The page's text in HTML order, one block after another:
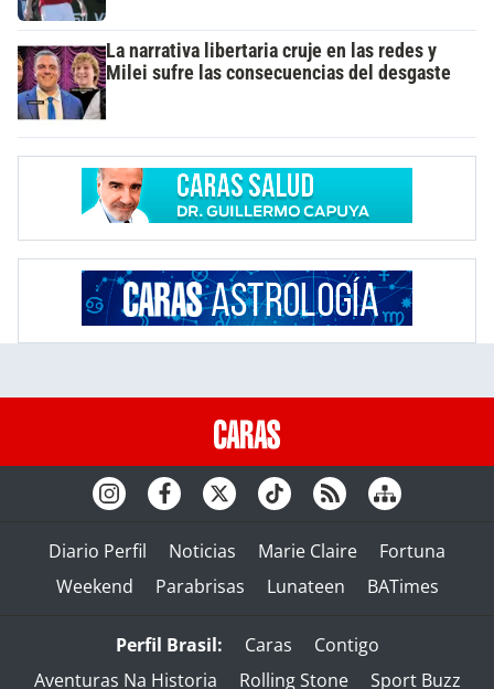
La narrativa libertaria cruje en las redes y
Milei sufre las consecuencias del desgaste
Diario Perfil Noticias Marie Claire
Fortuna
Weekend
Parabrisas Lunateen BATimes
Perfil Brasil: Caras
Contigo
Aventuras Na Historia
Rolling Stone Sport Buzz